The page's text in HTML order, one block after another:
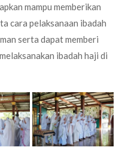
mampu memberikan
cara pelaksanaan ibadah
serta dapat memberi
ibadah haji di